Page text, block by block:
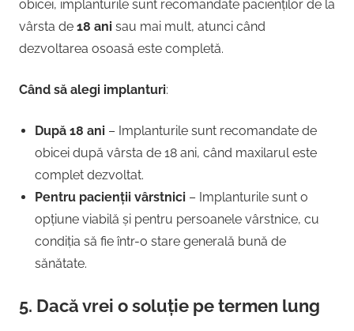
obicei, implanturile sunt recomandate pacienților de la
vârsta de 18 ani sau mai mult, atunci când
dezvoltarea osoasă este completă.
Când să alegi implanturi:
După 18 ani – Implanturile sunt recomandate de
obicei după vârsta de 18 ani, când maxilarul este
complet dezvoltat.
Pentru pacienții vârstnici – Implanturile sunt o
opțiune viabilă și pentru persoanele vârstnice, cu
condiția să fie într-o stare generală bună de
sănătate.
5. Dacă vrei o soluție pe termen lung